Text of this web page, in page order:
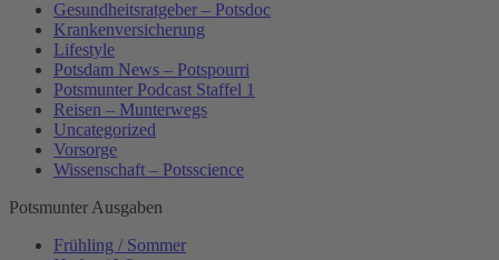
Gesundheitsratgeber – Potsdoc
Krankenversicherung
Lifestyle
Potsdam News – Potspourri
Potsmunter Podcast Staffel 1
Reisen – Munterwegs
Uncategorized
Vorsorge
Wissenschaft – Potsscience
Potsmunter Ausgaben
Frühling / Sommer